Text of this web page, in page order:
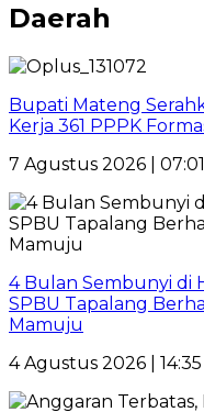
Daerah
Bupati Mateng
Kerja 361 PPPK
7 Agustus 2026 |
4 Bulan Sembunyi di
SPBU Tapalang
Mamuju
4 Agustus 2026 |